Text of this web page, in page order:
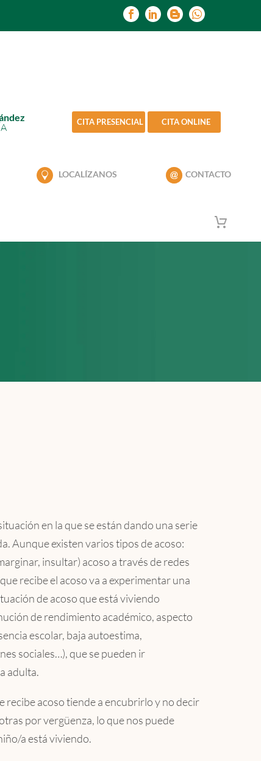
CITA PRESENCIAL CITA ONLINE
CONTACTO
LOCALÍZANOS
en la que se están dando una serie
Aunque existen varios tipos de acoso:
insultar) acoso a través de redes
recibe el acoso va a experimentar una
de acoso que está viviendo
de rendimiento académico, aspecto
escolar, baja autoestima,
sociales…), que se pueden ir
adulta.
recibe acoso tiende a encubrirlo y no decir
por vergüenza, lo que nos puede
a está viviendo.